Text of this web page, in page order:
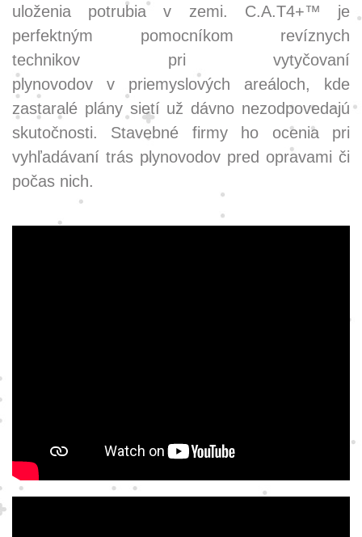
uloženia potrubia v zemi. C.A.T4+™ je
perfektným pomocníkom revíznych
technikov pri vytyčovaní
plynovodov v priemyslových areáloch, kde
zastaralé plány sietí už dávno nezodpovedajú
skutočnosti. Stavebné firmy ho ocenia pri
vyhľadávaní trás plynovodov pred opravami či
počas nich.